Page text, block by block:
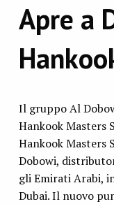
Apre a
Il gruppo Al
Hankook Masters
Hankook Masters
Dobowi,
gli Emirati Arabi,
Dubai. Il nuovo